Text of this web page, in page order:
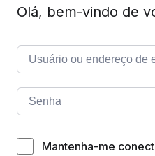
Olá, bem-vindo de
Mantenha-me